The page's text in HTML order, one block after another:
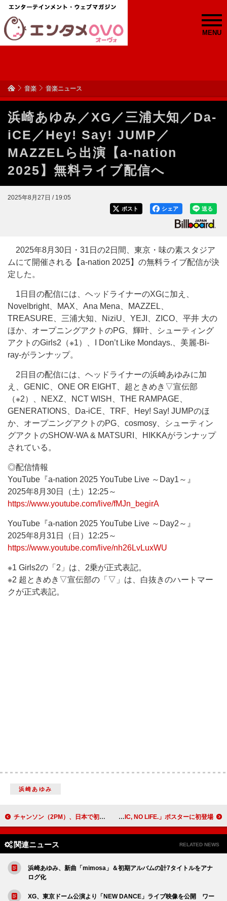
MENU
音楽 音楽ニュース
浜崎あゆみ／XG／三浦大知／Da-
iCE／Hey! Say! JUMP／
MAZZELら出演【a-nation
2025】無料ライブ配信へ
2025年8月27日 / 19:05
送る
シェア
ポスト
2025年8月30日・31日の2日間、東京・味の素スタジア
ムにて開催される【a-nation 2025】の無料ライブ配信が決
定した。
1日目の配信には、ヘッドライナーのXGに加え、
Novelbright、MAX、Ana Mena、MAZZEL、
TREASURE、三浦大知、NiziU、YEJI、ZICO、平井 大の
ほか、オープニングアクトのPG、輝叶、シューティング
アクトのGirls2（※1）、I Don’t Like Mondays.、美麗-Bi-
ray-がランナップ。
2日目の配信には、ヘッドライナーの浜崎あゆみに加
え、GENIC、ONE OR EIGHT、超ときめき▽宣伝部
（※2）、NEXZ、NCT WISH、THE RAMPAGE、
GENERATIONS、Da-iCE、TRF、Hey! Say! JUMPのほ
か、オープニングアクトのPG、cosmosy、シューティン
グアクトのSHOW-WA & MATSURI、HIKKAがランナップ
されている。
◎配信情報
YouTube『a-nation 2025 YouTube Live ～Day1～』
2025年8月30日（土）12:25～
https://www.youtube.com/live/fMJn_begirA
YouTube『a-nation 2025 YouTube Live ～Day2～』
2025年8月31日（日）12:25～
https://www.youtube.com/live/nh26LvLuxWU
※1 Girls2の「2」は、2乗が正式表記。
※2 超ときめき▽宣伝部の「▽」は、白抜きのハートマー
クが正式表記。
浜崎あゆみ
チャンソン（2PM）、日本で初のフルアルバム『DAWN』を10/29に発売決定 リード曲はJun. Kをフィーチャリングに迎えたR&B×シティポップナンバー 藤井 風、タワーレコード「NO MUSIC, NO LIFE.」ポスターに初登場
関連ニュース RELATED NEWS
浜崎あゆみ、新曲「mimosa」＆初期アルバムの計7タイトルをアナ
ログ化
XG、東京ドーム公演より「NEW DANCE」ライブ映像を公開 ワー